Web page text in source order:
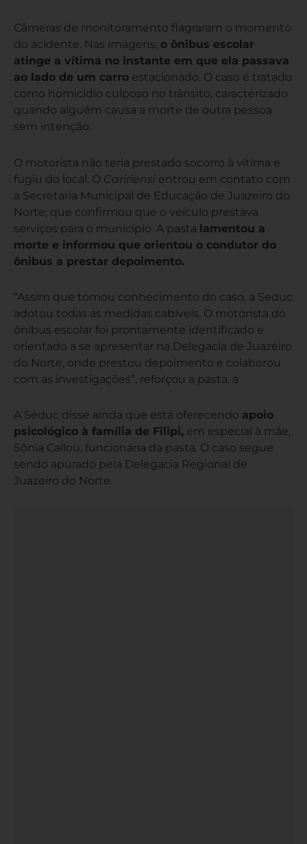
Câmeras de monitoramento flagraram o momento
do acidente. Nas imagens, o ônibus escolar
atinge a vítima no instante em que ela passava
ao lado de um carro estacionado. O caso é tratado
como homicídio culposo no trânsito, caracterizado
quando alguém causa a morte de outra pessoa
sem intenção.
O motorista não teria prestado socorro à vítima e
fugiu do local. O Caririensi entrou em contato com
a Secretaria Municipal de Educação de Juazeiro do
Norte, que confirmou que o veículo prestava
serviços para o município. A pasta lamentou a
morte e informou que orientou o condutor do
ônibus a prestar depoimento.
“Assim que tomou conhecimento do caso, a Seduc
adotou todas as medidas cabíveis. O motorista do
ônibus escolar foi prontamente identificado e
orientado a se apresentar na Delegacia de Juazeiro
do Norte, onde prestou depoimento e colaborou
com as investigações”, reforçou a pasta. a
A Seduc disse ainda que está oferecendo apoio
psicológico à família de Filipi, em especial à mãe,
Sônia Callou, funcionária da pasta. O caso segue
sendo apurado pela Delegacia Regional de
Juazeiro do Norte.